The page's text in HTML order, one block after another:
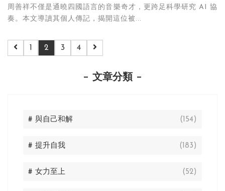
周善祥不僅是通曉四國語言的音樂奇才，更跨足科學研究 AI 協
奏。本文導讀其個人傳記，揭開這位被...
1 2 3 4
文章分類
# 與自己和解 (154)
# 提升自我 (183)
# 女力至上 (52)